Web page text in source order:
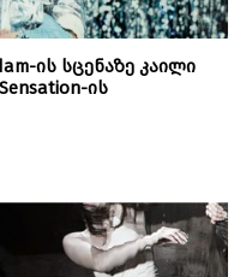
ის სცენაზე კაილი
ის